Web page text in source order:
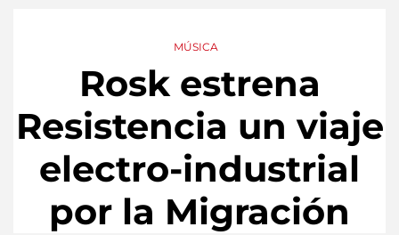
MÚSICA
Rosk estrena
Resistencia un viaje
electro-industrial
por la Migración